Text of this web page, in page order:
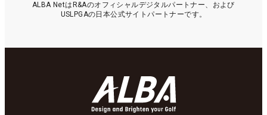
ALBA NetはR&Aのオフィシャルデジタルパートナー、および
USLPGAの日本公式サイトパートナーです。